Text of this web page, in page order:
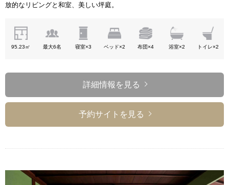
放的なリビングと和室、美しい坪庭。
95.23㎡ 最大6名 寝室×3 ベッド×2 布団×4 浴室×2 トイレ×2
詳細情報を見る
予約サイトを見る